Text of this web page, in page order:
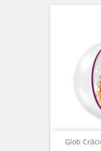
Glob